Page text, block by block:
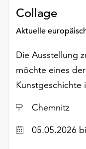
Möchten
die
Cookies
anpassen,
erreichen
die
über
Collage
Aktuelle
Die Ausstellung
möchte eines
Kunstgeschichte
Ort
Chemnitz
Datum05.05.2026